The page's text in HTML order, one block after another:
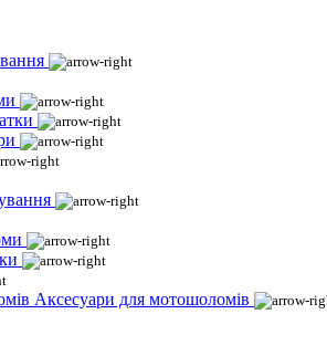
Аксесуари для мотошоломів